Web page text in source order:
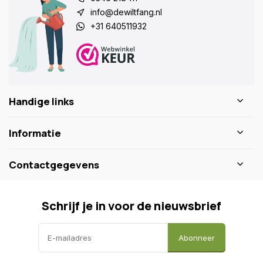
info@dewiltfang.nl
+31 640511932
Handige links
Informatie
Contactgegevens
Schrijf je in voor de nieuwsbrief
Abonneer